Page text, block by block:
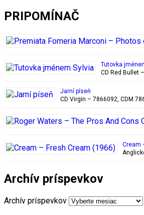
PRIPOMÍNAČ
Tutovka
CD Red Bullet
Jarní píseň
CD Virgin – 7866092, CDM
Cream
Archív príspevkov
Archív príspevkov